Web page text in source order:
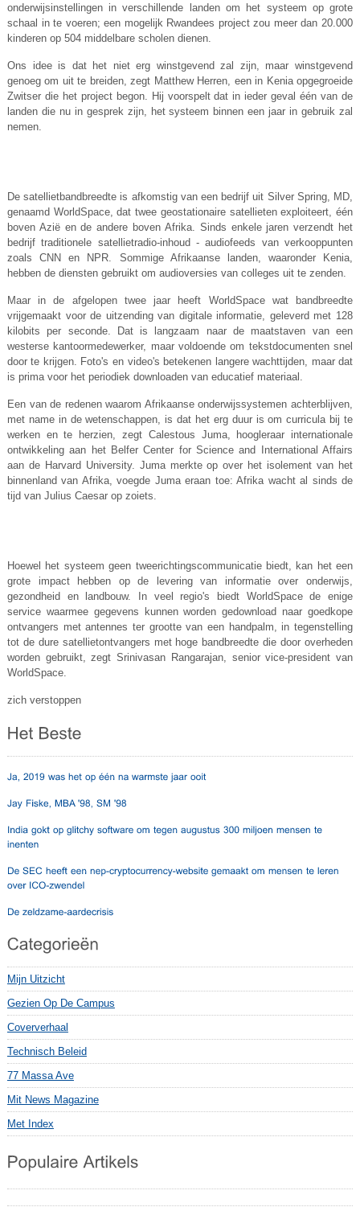
onderwijsinstellingen in verschillende landen om het systeem op grote
schaal in te voeren; een mogelijk Rwandees project zou meer dan 20.000
kinderen op 504 middelbare scholen dienen.
Ons idee is dat het niet erg winstgevend zal zijn, maar winstgevend
genoeg om uit te breiden, zegt Matthew Herren, een in Kenia opgegroeide
Zwitser die het project begon. Hij voorspelt dat in ieder geval één van de
landen die nu in gesprek zijn, het systeem binnen een jaar in gebruik zal
nemen.
De satellietbandbreedte is afkomstig van een bedrijf uit Silver Spring, MD,
genaamd WorldSpace, dat twee geostationaire satellieten exploiteert, één
boven Azië en de andere boven Afrika. Sinds enkele jaren verzendt het
bedrijf traditionele satellietradio-inhoud - audiofeeds van verkooppunten
zoals CNN en NPR. Sommige Afrikaanse landen, waaronder Kenia,
hebben de diensten gebruikt om audioversies van colleges uit te zenden.
Maar in de afgelopen twee jaar heeft WorldSpace wat bandbreedte
vrijgemaakt voor de uitzending van digitale informatie, geleverd met 128
kilobits per seconde. Dat is langzaam naar de maatstaven van een
westerse kantoormedewerker, maar voldoende om tekstdocumenten snel
door te krijgen. Foto's en video's betekenen langere wachttijden, maar dat
is prima voor het periodiek downloaden van educatief materiaal.
Een van de redenen waarom Afrikaanse onderwijssystemen achterblijven,
met name in de wetenschappen, is dat het erg duur is om curricula bij te
werken en te herzien, zegt Calestous Juma, hoogleraar internationale
ontwikkeling aan het Belfer Center for Science and International Affairs
aan de Harvard University. Juma merkte op over het isolement van het
binnenland van Afrika, voegde Juma eraan toe: Afrika wacht al sinds de
tijd van Julius Caesar op zoiets.
Hoewel het systeem geen tweerichtingscommunicatie biedt, kan het een
grote impact hebben op de levering van informatie over onderwijs,
gezondheid en landbouw. In veel regio's biedt WorldSpace de enige
service waarmee gegevens kunnen worden gedownload naar goedkope
ontvangers met antennes ter grootte van een handpalm, in tegenstelling
tot de dure satellietontvangers met hoge bandbreedte die door overheden
worden gebruikt, zegt Srinivasan Rangarajan, senior vice-president van
WorldSpace.
zich verstoppen
Mijn Uitzicht
Gezien Op De Campus
Coververhaal
Technisch Beleid
77 Massa Ave
Mit News Magazine
Met Index